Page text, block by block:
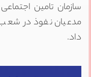
سازمان تامین
مدعیان نفوذ در
داد.